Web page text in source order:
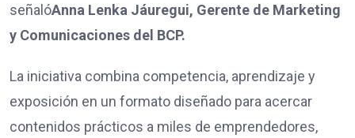
señalóAnna Lenka Jáuregui, Gerente de Marketing
y Comunicaciones del BCP.
La iniciativa combina competencia, aprendizaje y
exposición en un formato diseñado para acercar
contenidos prácticos a miles de emprendedores,